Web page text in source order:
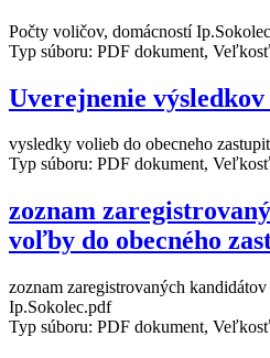
Počty voličov, domácností
Typ súboru: PDF dokument,
Uverejnenie
vysledky volieb do obecneho
Typ súboru: PDF dokument,
zoznam
voľby do obecného
zoznam zaregistrovaných
Ip.Sokolec.pdf
Typ súboru: PDF dokument,